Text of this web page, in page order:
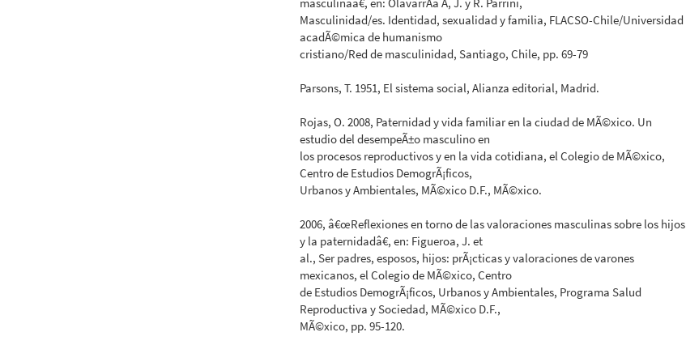
Masculinidad/es. Identidad, sexualidad y familia, FLACSO-Chile/Universidad
acadÃ©mica de humanismo
cristiano/Red de masculinidad, Santiago, Chile, pp. 69-79
Parsons, T. 1951, El sistema social, Alianza editorial, Madrid.
Rojas, O. 2008, Paternidad y vida familiar en la ciudad de MÃ©xico. Un
estudio del desempeÃ±o masculino en
los procesos reproductivos y en la vida cotidiana, el Colegio de MÃ©xico,
Centro de Estudios DemogrÃ¡ficos,
Urbanos y Ambientales, MÃ©xico D.F., MÃ©xico.
2006, â€œReflexiones en torno de las valoraciones masculinas sobre los hijos
y la paternidadâ€, en: Figueroa, J. et
al., Ser padres, esposos, hijos: prÃ¡cticas y valoraciones de varones
mexicanos, el Colegio de MÃ©xico, Centro
de Estudios DemogrÃ¡ficos, Urbanos y Ambientales, Programa Salud
Reproductiva y Sociedad, MÃ©xico D.F.,
MÃ©xico, pp. 95-120.